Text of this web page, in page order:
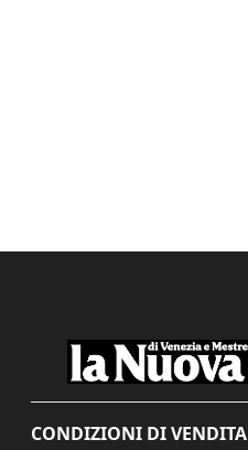
CONDIZIONI DI VENDITA